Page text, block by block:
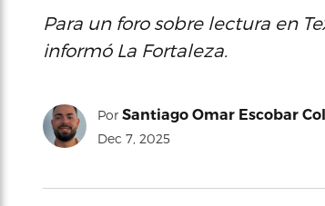
Para un foro sobre lectura en
informó La Fortaleza.
Por Santiago Omar Escobar
Dec 7, 2025